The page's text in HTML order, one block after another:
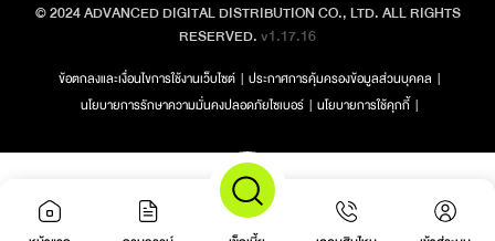
© 2024 ADVANCED DIGITAL DISTRIBUTION CO., LTD. ALL RIGHTS
RESERVED.v1.17.16
ข้อตกลงและเงื่อนไขการใช้งานเว็บไซต์ | ประกาศการคุ้มครองข้อมูลส่วนบุคคล |
นโยบายการรักษาความมั่นคงปลอดภัยไซเบอร์ | นโยบายการใช้คุกกี้ |